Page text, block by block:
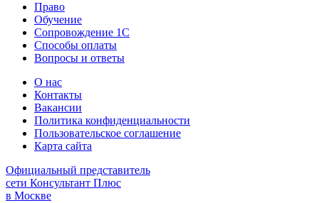
Право
Обучение
Сопровождение 1С
Способы оплаты
Вопросы и ответы
О нас
Контакты
Вакансии
Политика конфиденциальности
Пользовательское соглашение
Карта сайта
Официальный представитель
сети Консультант Плюс
в Москве